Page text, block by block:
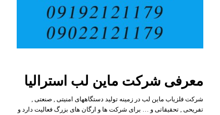
معرفی شرکت ماین لب استرالیا
شرکت فلزیاب ماین لب در زمینه تولید دستگاههای امنیتی , صنعتی ,
تفریحی , تحقیقاتی و … برای شرکت ها و ارگان های بزرگ فعالیت دارد و